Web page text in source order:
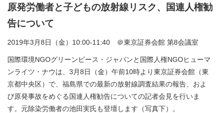
原発労働者と子どもの放射線リスク、国連人権勧
告について
2019年3月8日（金）10:00-11:40 ＠東京証券会館 第8会議室
国際環境NGOグリーンピース・ジャパンと国際人権NGOヒューマ
ンライツ・ナウは、3月8日（金）午前10時より東京証券会館（東
京都中央区）で、福島県での最新の放射線調査結果の報告、およ
び原発事故をめぐる国連人権勧告についての記者会見を行いま
す。元除染労働者の池田実氏も登壇します（写真下）。